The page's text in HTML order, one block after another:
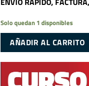
Solo quedan 1 disponibles
AÑADIR AL CARRITO